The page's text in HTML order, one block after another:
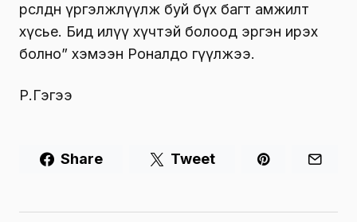
өрсөлдөөнөө үргэлжлүүлж буй бүх багт амжилт
хүсье. Бид илүү хүчтэй болоод эргэн ирэх
болно” хэмээн Роналдо өгүүлжээ.
Р.Гэгээ
Share Tweet